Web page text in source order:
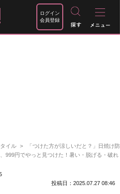
ログイン
会員登録
イル
「つけた方が涼しいだと？」日焼け防
999円でやっと見つけた！暑い・脱げる・破れ
投稿日：2025.07.27 08:46